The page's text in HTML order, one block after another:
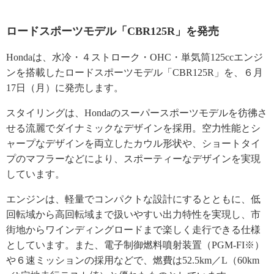
ロードスポーツモデル「CBR125R」を発売
Hondaは、水冷・４ストローク・OHC・単気筒125ccエンジ
ンを搭載したロードスポーツモデル「CBR125R」を、６月
17日（月）に発売します。
スタイリングは、Hondaのスーパースポーツモデルを彷彿さ
せる流麗でダイナミックなデザインを採用。空力性能とシ
ャープなデザインを両立したカウル形状や、ショートタイ
プのマフラーなどにより、スポーティーなデザインを実現
しています。
エンジンは、軽量でコンパクトな設計にするとともに、低
回転域から高回転域まで扱いやすい出力特性を実現し、市
街地からワインディングロードまで楽しく走行できる仕様
としています。また、電子制御燃料噴射装置（PGM-FI※）
や６速ミッションの採用などで、燃費は52.5km／L（60km